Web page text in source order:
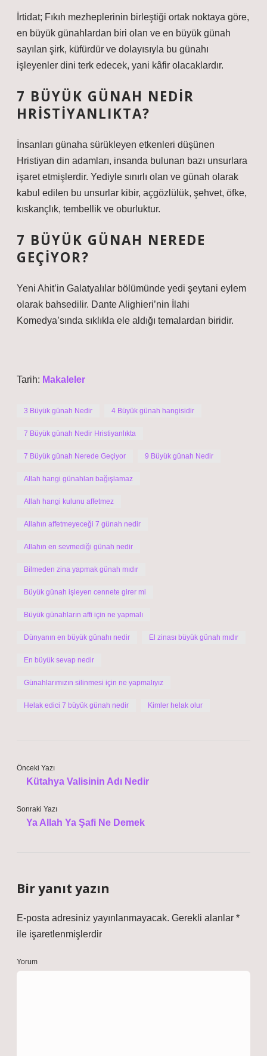
İrtidat; Fıkıh mezheplerinin birleştiği ortak noktaya göre,
en büyük günahlardan biri olan ve en büyük günah
sayılan şirk, küfürdür ve dolayısıyla bu günahı
işleyenler dini terk edecek, yani kâfir olacaklardır.
7 BÜYÜK GÜNAH NEDIR
HRISTIYANLIKTA?
İnsanları günaha sürükleyen etkenleri düşünen
Hristiyan din adamları, insanda bulunan bazı unsurlara
işaret etmişlerdir. Yediyle sınırlı olan ve günah olarak
kabul edilen bu unsurlar kibir, açgözlülük, şehvet, öfke,
kıskançlık, tembellik ve oburluktur.
7 BÜYÜK GÜNAH NEREDE
GEÇIYOR?
Yeni Ahit’in Galatyalılar bölümünde yedi şeytani eylem
olarak bahsedilir. Dante Alighieri’nin İlahi
Komedya’sında sıklıkla ele aldığı temalardan biridir.
Tarih: Makaleler
3 Büyük günah Nedir 4 Büyük günah hangisidir
7 Büyük günah Nedir Hristiyanlıkta
7 Büyük günah Nerede Geçiyor 9 Büyük günah Nedir
Allah hangi günahları bağışlamaz
Allah hangi kulunu affetmez
Allahın affetmeyeceği 7 günah nedir
Allahın en sevmediği günah nedir
Bilmeden zina yapmak günah mıdır
Büyük günah işleyen cennete girer mi
Büyük günahların affi için ne yapmalı
Dünyanın en büyük günahı nedir El zinası büyük günah mıdır
En büyük sevap nedir
Günahlarımızın silinmesi için ne yapmalıyız
Helak edici 7 büyük günah nedir Kimler helak olur
Önceki Yazı
Kütahya Valisinin Adı Nedir
Sonraki Yazı
Ya Allah Ya Şafi Ne Demek
Bir yanıt yazın
E-posta adresiniz yayınlanmayacak. Gerekli alanlar *
ile işaretlenmişlerdir
Yorum